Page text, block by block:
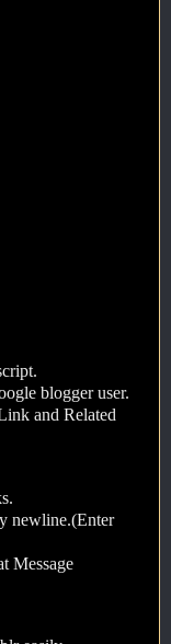
blogger user.
and Related
newline.(Enter
Message